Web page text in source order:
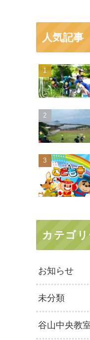
人気記事
カテゴリ
お知らせ
未分類
谷山中央教